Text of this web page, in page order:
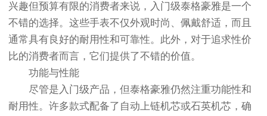
兴趣但预算有限的消费者来说，入门级泰格豪雅是一个
不错的选择。这些手表不仅外观时尚、佩戴舒适，而且
通常具有良好的耐用性和可靠性。此外，对于追求性价
比的消费者而言，它们提供了不错的价值。
功能与性能
尽管是入门级产品，但泰格豪雅仍然注重功能性和
耐用性。许多款式配备了自动上链机芯或石英机芯，确